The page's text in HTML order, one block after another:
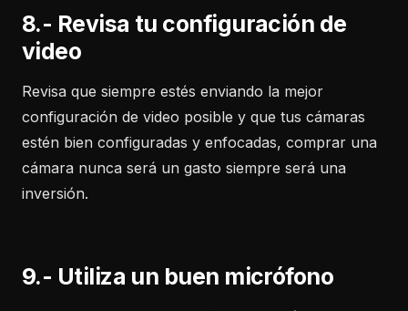
8.- Revisa tu configuración de
video
Revisa que siempre estés enviando la mejor
configuración de video posible y que tus cámaras
estén bien configuradas y enfocadas, comprar una
cámara nunca será un gasto siempre será una
inversión.
9.- Utiliza un buen micrófono